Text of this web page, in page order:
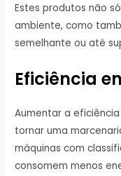
Estes produtos não
ambiente, como
semelhante ou até
Eficiência
Aumentar a
tornar uma
máquinas com
consomem menos